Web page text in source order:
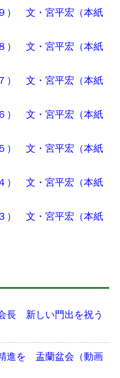
） 文・宮平宏（本紙
） 文・宮平宏（本紙
） 文・宮平宏（本紙
） 文・宮平宏（本紙
） 文・宮平宏（本紙
） 文・宮平宏（本紙
） 文・宮平宏（本紙
長 新しい門出を祝う
進を 盂蘭盆会（動画